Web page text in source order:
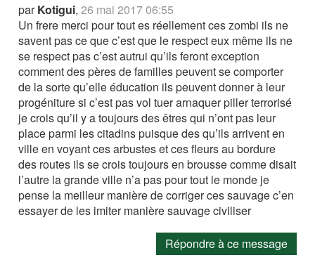
parKotigui,26 mai 2017 06:55
Un frere merci pour tout es réellement ces zombi ils ne
savent pas ce que c’est que le respect eux même ils ne
se respect pas c’est autrui qu’ils feront exception
comment des pères de familles peuvent se comporter
de la sorte qu’elle éducation ils peuvent donner à leur
progéniture si c’est pas vol tuer arnaquer piller terrorisé
je crois qu’il y a toujours des êtres qui n’ont pas leur
place parmi les citadins puisque des qu’ils arrivent en
ville en voyant ces arbustes et ces fleurs au bordure
des routes ils se crois toujours en brousse comme disait
l’autre la grande ville n’a pas pour tout le monde je
pense la meilleur manière de corriger ces sauvage c’en
essayer de les imiter manière sauvage civiliser
Répondre à ce message